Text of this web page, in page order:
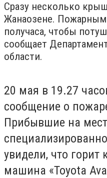
Сразу несколько
Жанаозене. Пожарным
получаса, чтобы
сообщает
области.
20 мая в 19.27
сообщение о
Прибывшие на
увидели, что
машина «Toyota